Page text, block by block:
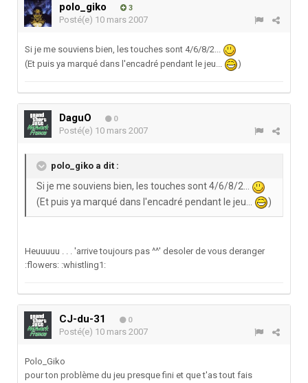
polo_giko 3
Posté(e) 10 mars 2007
Si je me souviens bien, les touches sont 4/6/8/2...
(Et puis ya marqué dans l'encadré pendant le jeu...
)
DaguO 0
Posté(e) 10 mars 2007
polo_giko a dit :
Si je me souviens bien, les touches sont 4/6/8/2...
(Et puis ya marqué dans l'encadré pendant le jeu...
)
Heuuuuu . . . 'arrive toujours pas ^^' desoler de vous deranger
:flowers: :whistling1:
CJ-du-31 0
Posté(e) 10 mars 2007
Polo_Giko
pour ton problème du jeu presque fini et que t'as tout fais